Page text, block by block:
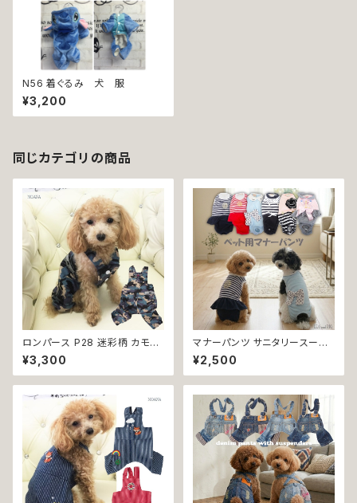
N56 着ぐるみ 犬 服
¥3,200
同じカテゴリの商品
ロンパース P28 迷彩柄 カモフ
ラ おしゃれ アーミー 小型犬 犬
猫 ペット 服 犬服 猫服 犬の服
猫の服 ドッグウェア 返品交換不
¥3,300
マナーパンツ サニタリースーツ
B57 B58 B59 B60 B61 B62
つなぎタイプ パンツ ドッグ ウェ
ア dog 犬 猫 ペット 服 犬服 猫
レ トレーニング かわいい おしゃ
れ 生理 マナー オムツ カバー
ロンパース つなぎ 小型犬 返品
交換不可
¥2,500